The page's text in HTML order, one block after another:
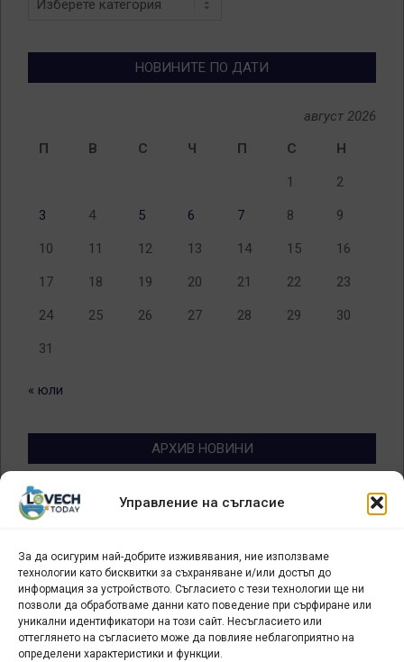
Управление на съгласие
За да осигурим най-добрите изживявания, ние използваме
технологии като бисквитки за съхраняване и/или достъп до
информация за устройството. Съгласието с тези технологии ще ни
позволи да обработваме данни като поведение при сърфиране или
уникални идентификатори на този сайт. Несъгласието или
оттеглянето на съгласието може да повлияе неблагоприятно на
определени характеристики и функции.
НОВИНИТЕ ПО ДАТИ
август 2026
П
В С Ч П С Н
1 2
3 4 5 6 7 8 9
10 11 12 13 14 15 16
17 18 19 20 21 22 23
24 25 26 27 28 29 30
31
« юли
АРХИВ НОВИНИ
Архив
новини
БИЗНЕС
Арт галерия "Мостове" – магазин за изкуство
СЕВЕРОЗАПАДА ИНФОРМАЦИОНЕН БИЗНЕС
ТУРИСТИЧЕСКИ КЛЪСТЕР